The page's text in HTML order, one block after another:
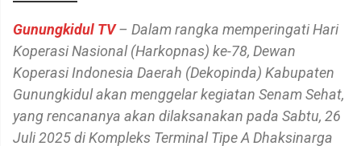
Gunungkidul TV– Dalam rangka memperingati Hari
Koperasi Nasional (Harkopnas) ke-78, Dewan
Koperasi Indonesia Daerah (Dekopinda) Kabupaten
Gunungkidul akan menggelar kegiatan Senam Sehat,
yang rencananya akan dilaksanakan pada Sabtu, 26
Juli 2025 di Kompleks Terminal Tipe A Dhaksinarga